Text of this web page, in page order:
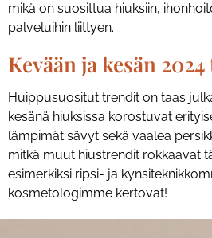
mikä on suosittua hiuksiin,
palveluihin liittyen.
Kevään ja kesän
Huippusuositut trendit on taas
kesänä hiuksissa korostuvat
lämpimät sävyt sekä vaalea
mitkä muut hiustrendit rokkaavat
esimerkiksi ripsi- ja
kosmetologimme kertovat!